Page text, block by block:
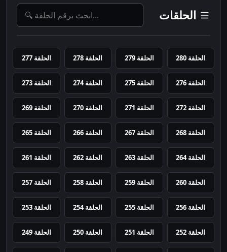
الحلقات
الحلقة 280 الحلقة 279 الحلقة 278 الحلقة 277
الحلقة 276 الحلقة 275 الحلقة 274 الحلقة 273
الحلقة 272 الحلقة 271 الحلقة 270 الحلقة 269
الحلقة 268 الحلقة 267 الحلقة 266 الحلقة 265
الحلقة 264 الحلقة 263 الحلقة 262 الحلقة 261
الحلقة 260 الحلقة 259 الحلقة 258 الحلقة 257
الحلقة 256 الحلقة 255 الحلقة 254 الحلقة 253
الحلقة 252 الحلقة 251 الحلقة 250 الحلقة 249